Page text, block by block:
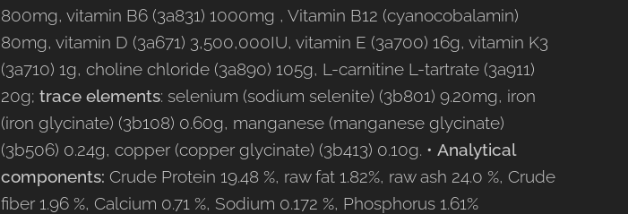
800mg, vitamin B6 (3a831) 1000mg , Vitamin B12 (cyanocobalamin)
80mg, vitamin D (3a671) 3,500,000IU, vitamin E (3a700) 16g, vitamin K3
(3a710) 1g, choline chloride (3a890) 105g, L-carnitine L-tartrate (3a911)
20g; trace elements: selenium (sodium selenite) (3b801) 9.20mg, iron
(iron glycinate) (3b108) 0.60g, manganese (manganese glycinate)
(3b506) 0.24g, copper (copper glycinate) (3b413) 0.10g. • Analytical
components: Crude Protein 19.48 %, raw fat 1.82%, raw ash 24.0 %, Crude
fiber 1.96 %, Calcium 0.71 %, Sodium 0.172 %, Phosphorus 1.61%